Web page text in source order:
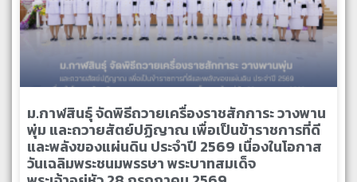
ม.กาฬสินธุ์ จัดพิธีถวายเครื่องราชสักการะ วางพาน
พุ่ม และถวายสัตย์ปฏิญาณ เพื่อเป็นข้าราชการที่ดี
และพลังของแผ่นดิน ประจำปี 2569 เนื่องในโอกาส
วันเฉลิมพระชนมพรรษา พระบาทสมเด็จ